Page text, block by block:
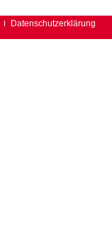
Datenschutzerklärung